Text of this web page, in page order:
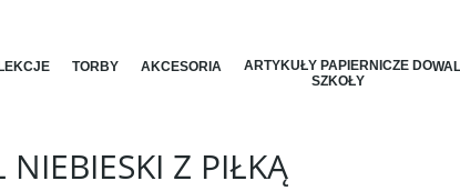
TORBY AKCESORIA
ARTYKUŁY PAPIERNICZE DO
SZKOŁY
Z PIŁKĄ